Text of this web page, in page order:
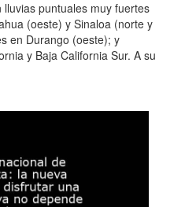
puntuales muy fuertes
(oeste) y Sinaloa (norte y
en Durango (oeste); y
y Baja California Sur. A su